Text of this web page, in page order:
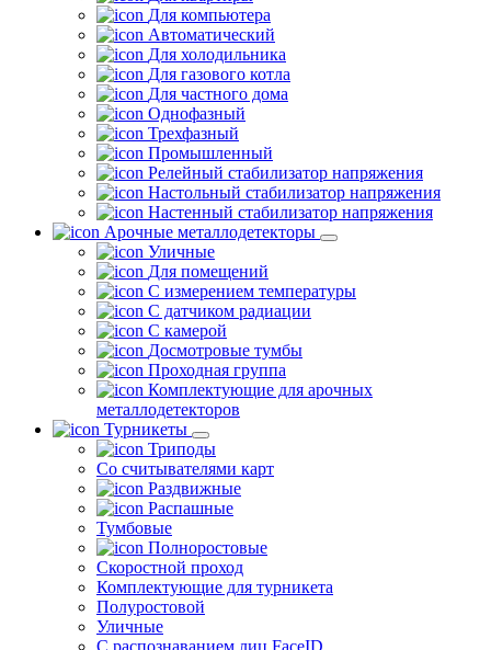
Для компьютера
Автоматический
Для холодильника
Для газового котла
Для частного дома
Однофазный
Трехфазный
Промышленный
Релейный стабилизатор напряжения
Настольный стабилизатор напряжения
Настенный стабилизатор напряжения
Арочные металлодетекторы
Уличные
Для помещений
С измерением температуры
С датчиком радиации
С камерой
Досмотровые тумбы
Проходная группа
Комплектующие для арочных
металлодетекторов
Турникеты
Триподы
Со считывателями карт
Раздвижные
Распашные
Тумбовые
Полноростовые
Скоростной проход
Комплектующие для турникета
Полуростовой
Уличные
С распознаванием лиц FaceID